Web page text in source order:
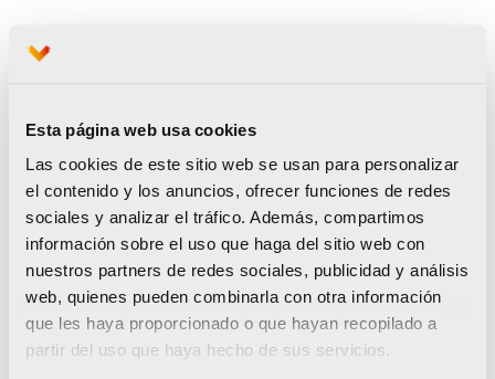
Esta página web usa cookies
Las cookies de este sitio web se usan para personalizar
el contenido y los anuncios, ofrecer funciones de redes
sociales y analizar el tráfico. Además, compartimos
información sobre el uso que haga del sitio web con
nuestros partners de redes sociales, publicidad y análisis
web, quienes pueden combinarla con otra información
que les haya proporcionado o que hayan recopilado a
partir del uso que haya hecho de sus servicios.
La III Carrera en Manada Bioparc Valencia se
presenta con una nueva salida y el mismo objetivo
Noticias relacionadas